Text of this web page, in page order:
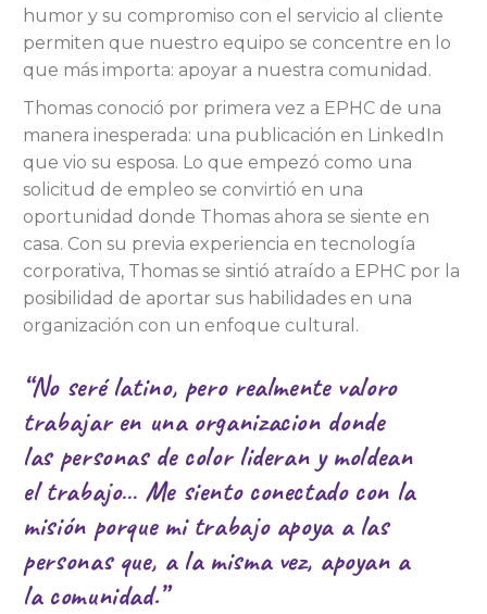
humor y su compromiso con el servicio al cliente
permiten que nuestro equipo se concentre en lo
que más importa: apoyar a nuestra comunidad.
Thomas conoció por primera vez a EPHC de una
manera inesperada: una publicación en LinkedIn
que vio su esposa. Lo que empezó como una
solicitud de empleo se convirtió en una
oportunidad donde Thomas ahora se siente en
casa. Con su previa experiencia en tecnología
corporativa, Thomas se sintió atraído a EPHC por la
posibilidad de aportar sus habilidades en una
organización con un enfoque cultural.
“No seré latino, pero realmente valoro
trabajar en una organizacion donde
las personas de color lideran y moldean
el trabajo… Me siento conectado con la
misión porque mi trabajo apoya a las
personas que, a la misma vez, apoyan a
la comunidad.”